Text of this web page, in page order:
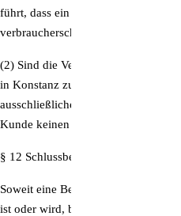
führt, dass ein Verbraucher
verbraucherschützenden Normen
(2) Sind die Vertragsparteien
in Konstanz zuständig, sofern nicht
ausschließlicher Gerichtsstand
Kunde keinen Wohnsitz innerhalb
§ 12 Schlussbestimmung
Soweit eine Bestimmung dieses
ist oder wird, bleiben die übrigen